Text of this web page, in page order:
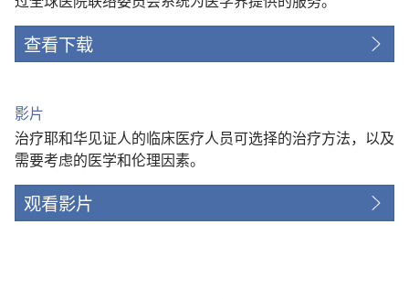
查看下载
影片
治疗耶和华见证人的临床医疗人员可选择的治疗方法，以及
需要考虑的医学和伦理因素。
观看影片